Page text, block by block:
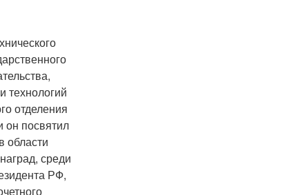
технологий
отделения
он посвятил
области
среди
РФ,